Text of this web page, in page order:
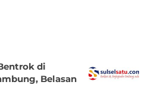
di
Belasan